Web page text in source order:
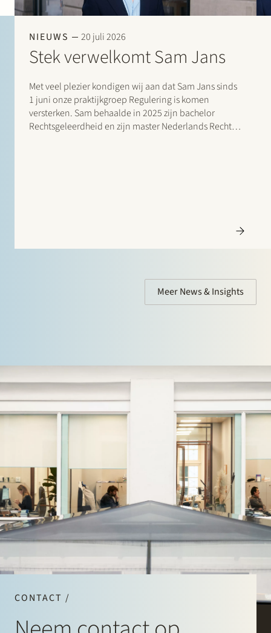
NIEUWS 20 juli 2026
Stek verwelkomt Sam Jans
Met veel plezier kondigen wij aan dat Sam Jans sinds
1 juni onze praktijkgroep Regulering is komen
versterken. Sam behaalde in 2025 zijn bachelor
Rechtsgeleerdheid en zijn master Nederlands Recht,
Meer News & Insights
CONTACT /